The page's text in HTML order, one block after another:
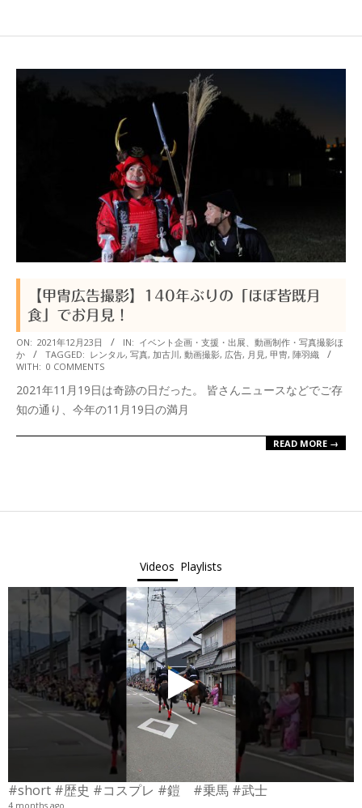
衆
【甲冑広告撮影】140年ぶりの「ほぼ皆既月
食」でお月見！
2021-
12-
ON: 2021年12月23日 IN: イベント企画・支援・出展、動画制作・写真撮影ほ
か
TAGGED: レンタル, 写真, 加古川, 動画撮影, 広告, 月見, 甲冑, 陣羽織
WITH: 0 COMMENTS
2021年11月19日は奇跡の日だった。 皆さんニュースなどでご存
知の通り、今年の11月19日の満月
READ MORE →
Videos Playlists
#short #歴史 #コスプレ #鎧 #乗馬 #武士
4 months ago